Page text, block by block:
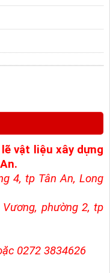
vật liệu xây dựng
4, tp Tân An, Long
phường 2, tp
0272 3834626